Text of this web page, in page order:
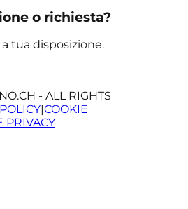
o richiesta?
tua disposizione.
- ALL RIGHTS
|COOKIE
PRIVACY